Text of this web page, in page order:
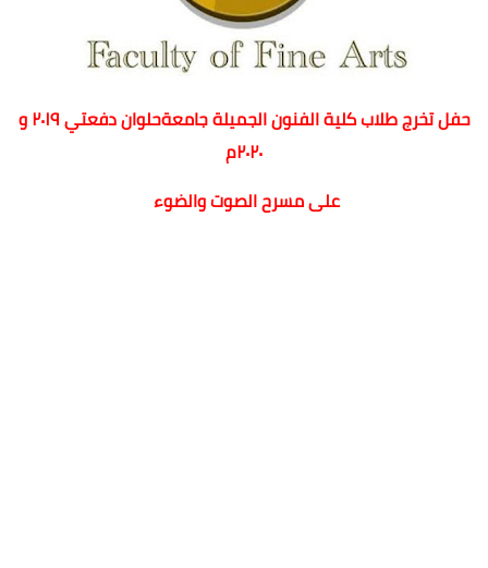
حفل تخرج طلاب كلية الفنون الجميلة جامعةحلوان دفعتي ٢٠١٩ و
٢٠٢٠م
على مسرح الصوت والضوء